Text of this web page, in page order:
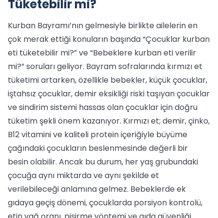
Tüketebilir mi?
Kurban Bayramı’nın gelmesiyle birlikte ailelerin en
çok merak ettiği konuların başında “Çocuklar kurban
eti tüketebilir mi?” ve “Bebeklere kurban eti verilir
mi?” soruları geliyor. Bayram sofralarında kırmızı et
tüketimi artarken, özellikle bebekler, küçük çocuklar,
iştahsız çocuklar, demir eksikliği riski taşıyan çocuklar
ve sindirim sistemi hassas olan çocuklar için doğru
tüketim şekli önem kazanıyor. Kırmızı et; demir, çinko,
B12 vitamini ve kaliteli protein içeriğiyle büyüme
çağındaki çocukların beslenmesinde değerli bir
besin olabilir. Ancak bu durum, her yaş grubundaki
çocuğa aynı miktarda ve aynı şekilde et
verilebileceği anlamına gelmez. Bebeklerde ek
gıdaya geçiş dönemi, çocuklarda porsiyon kontrolü,